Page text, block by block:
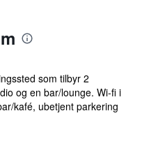
som tilbyr 2
og en bar/lounge. Wi-fi i
kafé, ubetjent parkering